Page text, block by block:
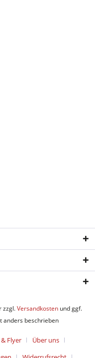
zzgl.Versandkosten und ggf.
anders beschrieben
Flyer
Über uns